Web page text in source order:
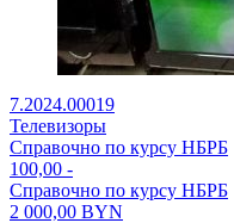
7.2024.00019
Телевизоры
Справочно по курсу НБРБ
100,00 -
Справочно по курсу НБРБ
2 000,00 BYN